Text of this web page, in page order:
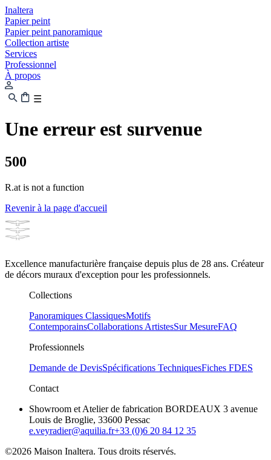
Inaltera
Papier peint
Papier peint panoramique
Collection artiste
Services
Professionnel
À propos
☰
Une erreur est survenue
500
R.at is not a function
Revenir à la page d'accueil
Excellence manufacturière française depuis plus de 28 ans. Créateur
de décors muraux d'exception pour les professionnels.
Collections
Panoramiques ClassiquesMotifs
ContemporainsCollaborations ArtistesSur MesureFAQ
Professionnels
Demande de DevisSpécifications TechniquesFiches FDES
Contact
Showroom et Atelier de fabrication BORDEAUX 3 avenue
Louis de Broglie, 33600 Pessac
e.veyradier@aquilia.fr+33 (0)6 20 84 12 35
©2026 Maison Inaltera. Tous droits réservés.